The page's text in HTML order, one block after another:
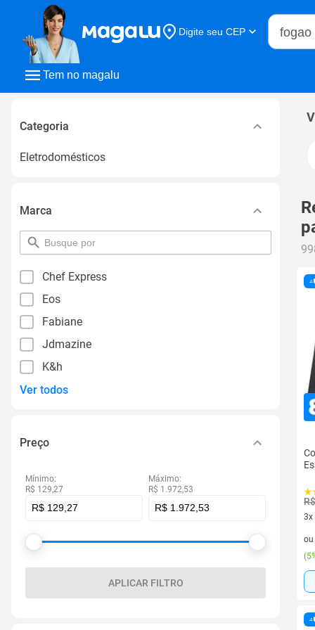
Tem no magalu
Digite seu CEP
Buscar
Categoria
Eletrodomésticos
Marca
pesquisar
por
Chef Express
Eos
Fabiane
Jdmazine
K&h
Ver todos
Preço
Mínimo:
R$ 129,27
Máximo:
R$ 1.972,53
APLICAR FILTRO
3x
3
ou
(